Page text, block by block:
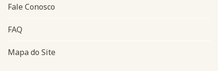
Fale Conosco
FAQ
Mapa do Site